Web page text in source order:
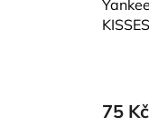
75 Kč